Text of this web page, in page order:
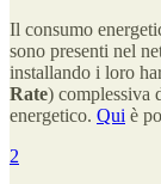
Il consumo
sono presenti nel
installando i loro
Rate) complessiva
energetico. Qui è
2